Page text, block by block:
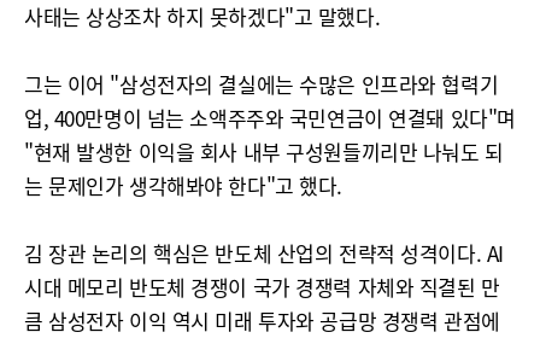
사태는 상상조차 하지 못하겠다"고 말했다.
그는 이어 "삼성전자의 결실에는 수많은 인프라와 협력기
업, 400만명이 넘는 소액주주와 국민연금이 연결돼 있다"며
"현재 발생한 이익을 회사 내부 구성원들끼리만 나눠도 되
는 문제인가 생각해봐야 한다"고 했다.
김 장관 논리의 핵심은 반도체 산업의 전략적 성격이다. AI
시대 메모리 반도체 경쟁이 국가 경쟁력 자체와 직결된 만
큼 삼성전자 이익 역시 미래 투자와 공급망 경쟁력 관점에